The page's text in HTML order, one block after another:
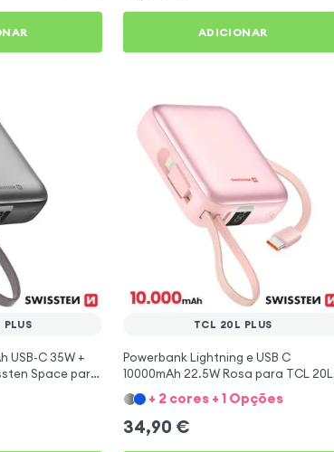
ADICIONAR
USB-C 35W +
Space para
TCL 20L PLUS
Powerbank Lightning e USB C
10000mAh 22.5W Rosa para TCL 20L
Plus
+ 2 cores + 1 Opções
34,90 €